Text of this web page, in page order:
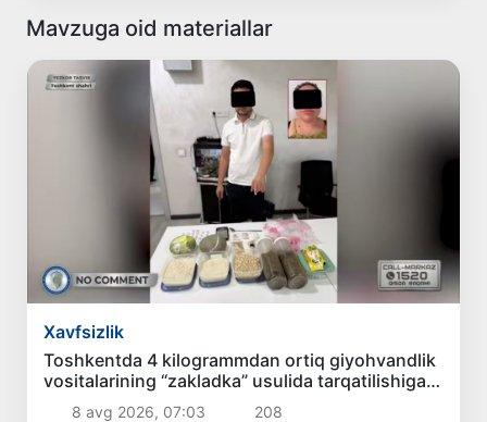
Mavzuga oid materiallar
Xavfsizlik
Toshkentda 4 kilogrammdan ortiq giyohvandlik
vositalarining “zakladka” usulida tarqatilishiga
chek qoʻyildi
8 avg 2026, 07:03 208